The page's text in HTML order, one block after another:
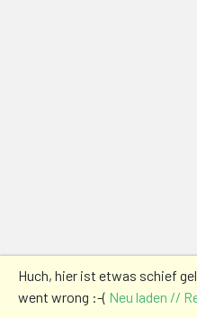
Huch, hier ist etwas schief
went wrong :-( Neu laden //